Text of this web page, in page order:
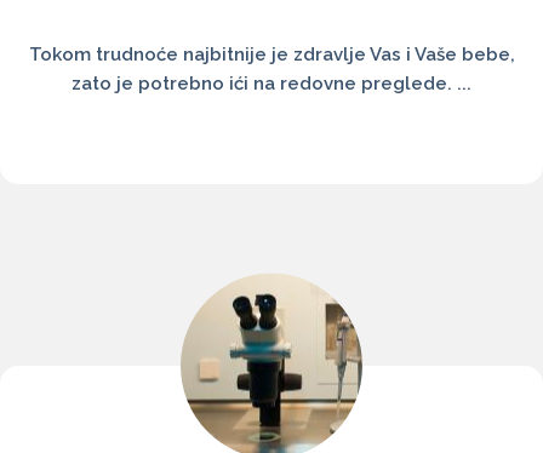
Tokom trudnoće najbitnije je zdravlje Vas i Vaše bebe,
zato je potrebno ići na redovne preglede. ...